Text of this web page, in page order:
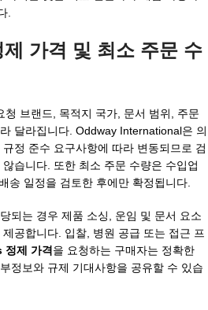
.
가격 및 최소 주문 수
청 브랜드, 목적지 국가, 문서 범위, 주문
달라집니다. Oddway International은 의
정 준수 요구사항에 따라 변동되므로 검
습니다. 또한 최소 주문 수량은 수입업
송 일정을 검토한 후에만 확정됩니다.
되는 경우 제품 소싱, 운임 및 문서 요소
공합니다. 입찰, 병원 공급 또는 접근 프
제 가격을 요청하는 구매자는 정확한
정보와 규제 기대사항을 공유할 수 있습